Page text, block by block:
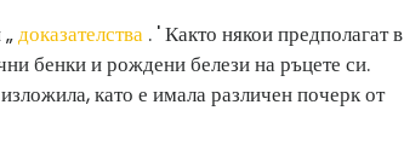
доказателства . ' Както някои предполагат в
бенки и рождени белези на ръцете си.
като е имала различен почерк от